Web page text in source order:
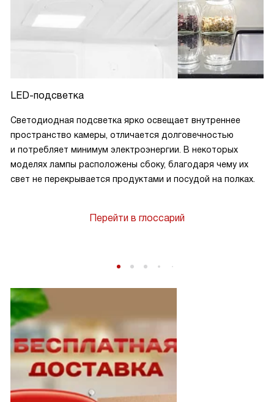
LED-подсветка
Светодиодная подсветка ярко освещает внутреннее
пространство камеры, отличается долговечностью
и потребляет минимум электроэнергии. В некоторых
моделях лампы расположены сбоку, благодаря чему их
свет не перекрывается продуктами и посудой на полках.
Перейти в глоссарий